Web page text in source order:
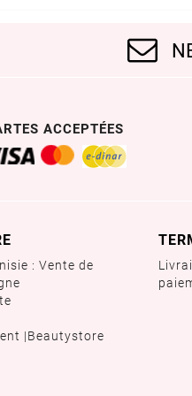
ACCEPTÉES
: Vente de
|Beautystore